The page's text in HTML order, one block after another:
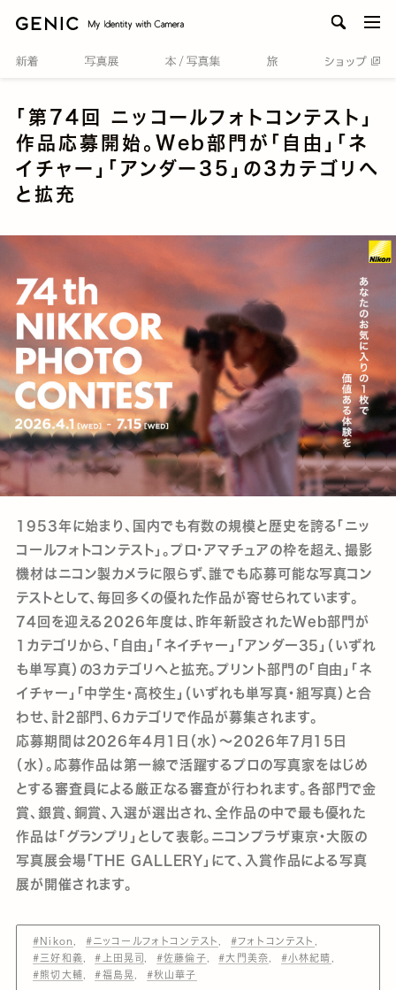
「第74回 ニッコールフォトコンテスト」
作品応募開始。Web部門が「自由」「ネ
イチャー」「アンダー35」の3カテゴリへ
と拡充
1953年に始まり、国内でも有数の規模と歴史を誇る「ニッ
コールフォトコンテスト」。プロ・アマチュアの枠を超え、撮影
機材はニコン製カメラに限らず、誰でも応募可能な写真コン
テストとして、毎回多くの優れた作品が寄せられています。
74回を迎える2026年度は、昨年新設されたWeb部門が
1カテゴリから、「自由」「ネイチャー」「アンダー35」（いずれ
も単写真）の3カテゴリへと拡充。プリント部門の「自由」「ネ
イチャー」「中学生・高校生」（いずれも単写真・組写真）と合
わせ、計2部門、6カテゴリで作品が募集されます。
応募期間は2026年4月1日（水）～2026年7月15日
（水）。応募作品は第一線で活躍するプロの写真家をはじめ
とする審査員による厳正なる審査が行われます。各部門で金
賞、銀賞、銅賞、入選が選出され、全作品の中で最も優れた
作品は「グランプリ」として表彰。ニコンプラザ東京・大阪の
写真展会場「THE GALLERY」にて、入賞作品による写真
展が開催されます。
#Nikon #ニッコールフォトコンテスト
#フォトコンテスト
#三好和義
#上田晃司 #佐藤倫子 #大門美奈
#小林紀晴
#熊切大輔
#福島晃 #秋山華子